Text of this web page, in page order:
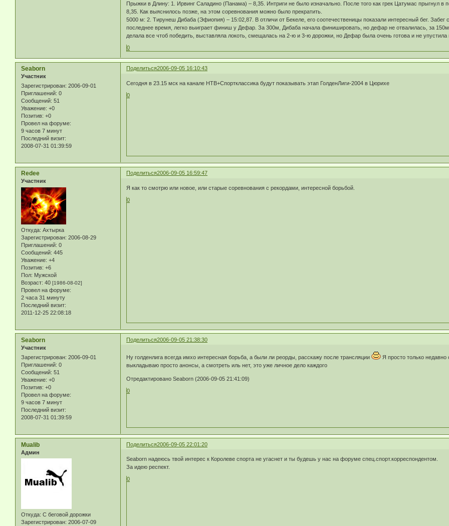
Прыжки в Длину: 1. Ирвинг Саладино (Панама) – 8,35. Интриги не было изначально. После того как грек Цатумас прыгнул
8,35. Как выяснилось позже, на этом соревнования можно было прекратить.
5000 м: 2. Тирунеш Дибаба (Эфиопия) – 15:02,87. В отличи от Бекеле, его соотечественицы показали интересный бег.
последнее время, легко выиграет финиш у Дефар. За 300м, Дибаба начала финишировать, но дефар не отвалилась, за
делала все чтоб победить, выставляла локоть, смещалась на 2-ю и 3-ю дорожки, но Дефар была очень готова и не
0
Поделиться2006-09-05 16:10:43
Seaborn
Участник
Зарегистрирован: 2006-09-01
Приглашений: 0
Сообщений: 51
Уважение: +0
Позитив: +0
Провел на форуме:
9 часов 7 минут
Последний визит:
2008-07-31 01:39:59
Сегодня в 23.15 мск на канале НТВ+Спортклассика будут показывать этап ГолденЛиги-2004 в Цюрихе
0
Поделиться2006-09-05 16:59:47
Redee
Участник
Откуда: Ахтырка
Зарегистрирован: 2006-08-29
Приглашений: 0
Сообщений: 445
Уважение: +4
Позитив: +6
Пол: Мужской
Возраст: 40 [1986-08-02]
Провел на форуме:
2 часа 31 минуту
Последний визит:
2011-12-25 22:08:18
Я как то смотрю или новое, или старые соревнования с рекордами, интересной борьбой.
0
Поделиться2006-09-05 21:38:30
Seaborn
Участник
Зарегистрирован: 2006-09-01
Приглашений: 0
Сообщений: 51
Уважение: +0
Позитив: +0
Провел на форуме:
9 часов 7 минут
Последний визит:
2008-07-31 01:39:59
Ну голденлига всегда имхо интересная борьба, а были ли реорды, расскажу после трансляции
Я просто только
выкладываю просто анонсы, а смотреть иль нет, это уже личное дело каждого
Отредактировано Seaborn (2006-09-05 21:41:09)
0
Поделиться2006-09-05 22:01:20
Mualib
Админ
Откуда: С беговой дорожки
Зарегистрирован: 2006-07-09
Seaborn надеюсь твой интерес к Королеве спорта не угаснет и ты будешь у нас на форуме спец.спорт.корреспондентом.
За идею респект.
0